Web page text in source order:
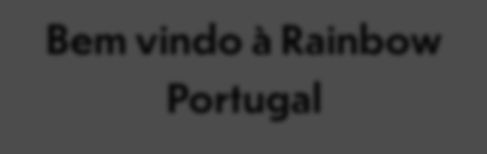
Bem vindo à Rainbow
Portugal